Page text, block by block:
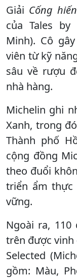
Giải Cống hiến
của Tales
Minh). Cô
viên từ kỹ
sâu về rượu
nhà hàng.
Michelin ghi
Xanh, trong
Thành phố
cộng đồng
theo đuổi
triển ẩm thực
vững.
Ngoài ra,
trên được
Selected
gồm: Màu,